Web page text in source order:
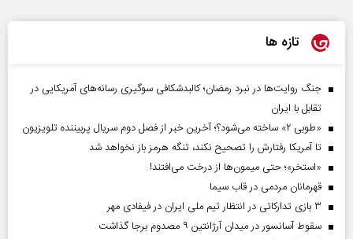
تازه ها
جنگ روایت‌ها در نبرد رمضان؛ کالبدشکافی سوگیری رسانه‌های آمریکایی در
تقابل با ایران
«طوبی ۲» ساخته می‌شود؟؛ آخرین خبر از فصل دوم سریال پربیننده تلویزیون
تا آمریکا رفتارش را تصحیح نکند، تنگه هرمز باز نخواهد شد
«استخر»‌‌؛ حتی میمون‌ها از درخت می‌افتند!
قهرمانان مردمی در قاب سیما
۳ بازی تدارکاتی در انتظار تیم ملی ایران در فیفادی مهر
سقوط آسانسور در میدان آرژانتین ۹ مصدوم برجا گذاشت